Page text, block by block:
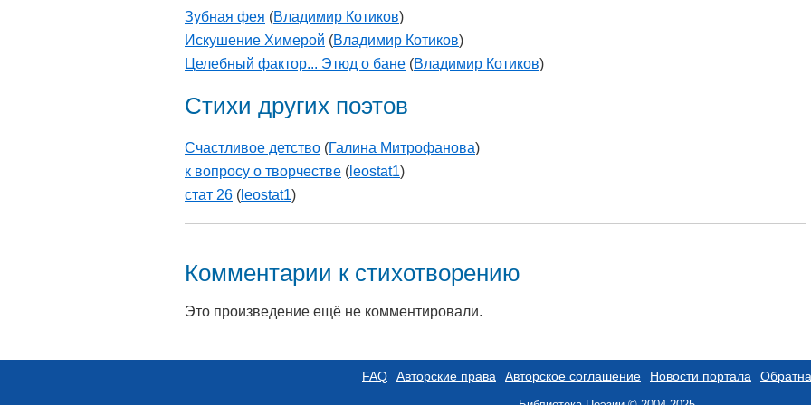
Зубная фея (Владимир Котиков)
Искушение Химерой (Владимир Котиков)
Целебный фактор... Этюд о бане (Владимир Котиков)
Стихи других поэтов
Счастливое детство (Галина Митрофанова)
к вопросу о творчестве ( leostat1)
стат 26 ( leostat1)
Комментарии к стихотворению
Это произведение ещё не комментировали.
FAQ Авторские права Авторское соглашение Новости портала